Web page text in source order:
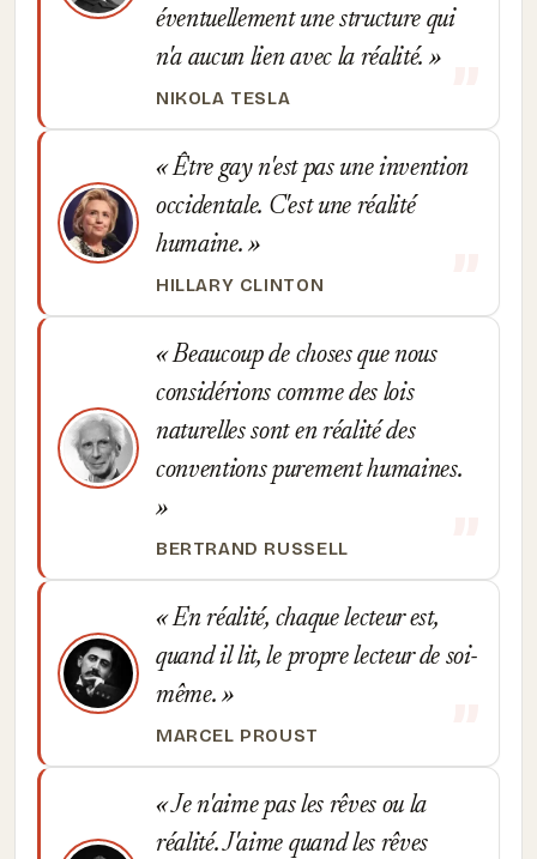
éventuellement une structure qui
n'a aucun lien avec la réalité.
NIKOLA TESLA
Être gay n'est pas une invention
occidentale. C'est une réalité
humaine.
HILLARY CLINTON
Beaucoup de choses que nous
considérions comme des lois
naturelles sont en réalité des
conventions purement humaines.
BERTRAND RUSSELL
En réalité, chaque lecteur est,
quand il lit, le propre lecteur de soi-
même.
MARCEL PROUST
Je n'aime pas les rêves ou la
réalité. J'aime quand les rêves